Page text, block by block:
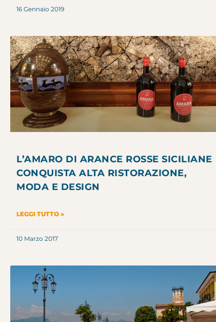
16 Gennaio 2019
L’AMARO DI ARANCE ROSSE SICILIANE
CONQUISTA ALTA RISTORAZIONE,
MODA E DESIGN
LEGGI TUTTO »
10 Marzo 2017